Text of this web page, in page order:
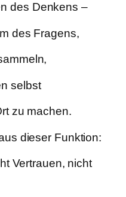
des Denkens –
des Fragens,
selbst
zu machen.
dieser Funktion:
Vertrauen, nicht